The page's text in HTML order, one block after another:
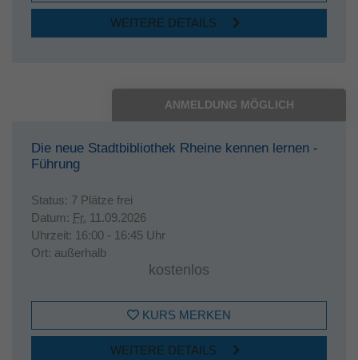
WEITERE DETAILS
ANMELDUNG MÖGLICH
Die neue Stadtbibliothek Rheine kennen lernen -
Führung
Status: 7 Plätze frei
Datum: Fr. 11.09.2026
Uhrzeit: 16:00 - 16:45 Uhr
Ort: außerhalb
kostenlos
KURS MERKEN
WEITERE DETAILS